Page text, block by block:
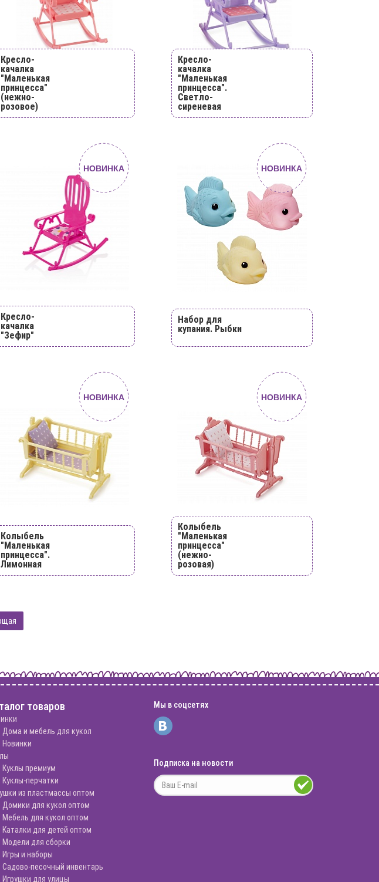
Кресло-
качалка
"Маленькая
принцесса"
(нежно-
розовое)
Кресло-
качалка
"Маленькая
принцесса".
Светло-
сиреневая
НОВИНКА
Кресло-
качалка
"Зефир"
НОВИНКА
Набор для
купания. Рыбки
НОВИНКА
Колыбель
"Маленькая
принцесса".
Лимонная
НОВИНКА
Колыбель
"Маленькая
принцесса"
(нежно-
розовая)
Мы в соцсетях
Подписка на новости
товаров
Дома и мебель для кукол
Новинки
Куклы премиум
Куклы-перчатки
из пластмассы оптом
Домики для кукол оптом
Мебель для кукол оптом
Каталки для детей оптом
Модели для сборки
Игры и наборы
Садово-песочный инвентарь
Игрушки для улицы